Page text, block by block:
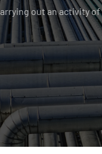
out an activity of